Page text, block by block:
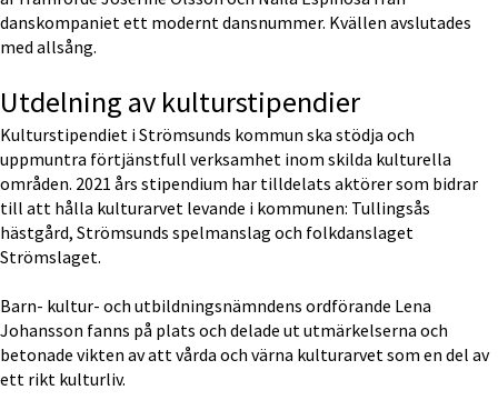
danskompaniet ett modernt dansnummer. Kvällen avslutades
med allsång.
Utdelning av kulturstipendier
Kulturstipendiet i Strömsunds kommun ska stödja och
uppmuntra förtjänstfull verksamhet inom skilda kulturella
områden. 2021 års stipendium har tilldelats aktörer som bidrar
till att hålla kulturarvet levande i kommunen: Tullingsås
hästgård, Strömsunds spelmanslag och folkdanslaget
Strömslaget.
Barn- kultur- och utbildningsnämndens ordförande Lena
Johansson fanns på plats och delade ut utmärkelserna och
betonade vikten av att vårda och värna kulturarvet som en del av
ett rikt kulturliv.